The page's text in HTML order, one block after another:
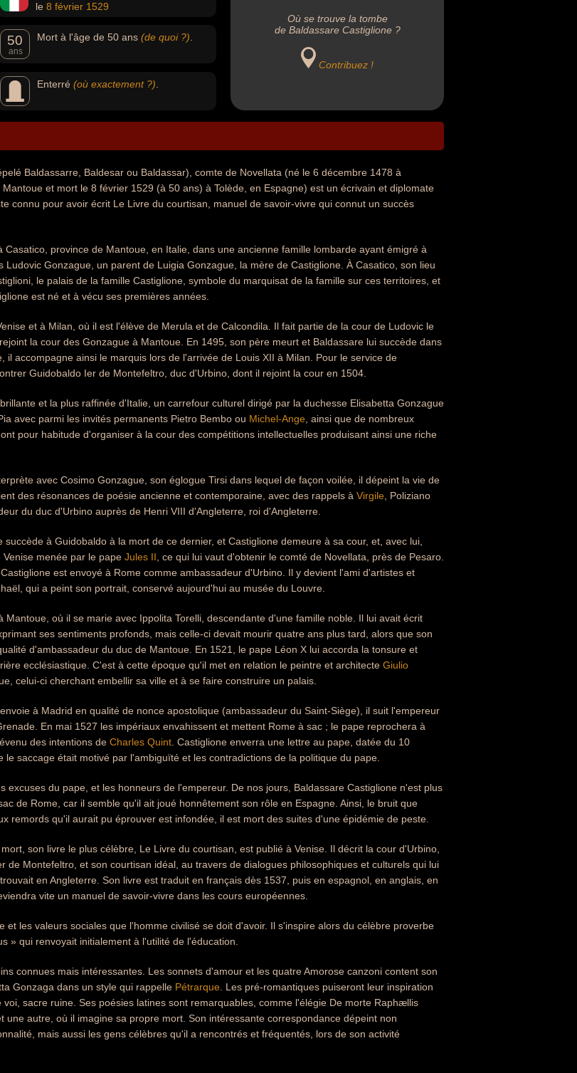
le 8 février 1529
50
ans
Mort à l'âge de 50 ans (de quoi ?)
Enterré (où exactement ?)
Où se trouve la tombe
de Baldassare Castiglione ?
Contribuez !
Baldassarre, Baldesar ou Baldassar), comte de Novellata (né le 6 décembre 1478 à
et mort le 8 février 1529 (à 50 ans) à Tolède, en Espagne) est un écrivain et diplomate
connu pour avoir écrit Le Livre du courtisan, manuel de savoir-vivre qui connut un succès
Casatico, province de Mantoue, en Italie, dans une ancienne famille lombarde ayant émigré à
Ludovic Gonzague, un parent de Luigia Gonzague, la mère de Castiglione. À Casatico, son lieu
le palais de la famille Castiglione, symbole du marquisat de la famille sur ces territoires, et
est né et à vécu ses premières années.
et à Milan, où il est l'élève de Merula et de Calcondila. Il fait partie de la cour de Ludovic le
la cour des Gonzague à Mantoue. En 1495, son père meurt et Baldassare lui succède dans
il accompagne ainsi le marquis lors de l'arrivée de Louis XII à Milan. Pour le service de
Guidobaldo Ier de Montefeltro, duc d'Urbino, dont il rejoint la cour en 1504.
et la plus raffinée d'Italie, un carrefour culturel dirigé par la duchesse Elisabetta Gonzague
avec parmi les invités permanents Pietro Bembo ou Michel-Ange , ainsi que de nombreux
pour habitude d'organiser à la cour des compétitions intellectuelles produisant ainsi une riche
avec Cosimo Gonzague, son églogue Tirsi dans lequel de façon voilée, il dépeint la vie de
des résonances de poésie ancienne et contemporaine, avec des rappels à Virgile , Poliziano
du duc d'Urbino auprès de Henri VIII d'Angleterre, roi d'Angleterre.
à Guidobaldo à la mort de ce dernier, et Castiglione demeure à sa cour, et, avec lui,
menée par le pape Jules II , ce qui lui vaut d'obtenir le comté de Novellata, près de Pesaro.
est envoyé à Rome comme ambassadeur d'Urbino. Il y devient l'ami d'artistes et
qui a peint son portrait, conservé aujourd'hui au musée du Louvre.
Mantoue, où il se marie avec Ippolita Torelli, descendante d'une famille noble. Il lui avait écrit
ses sentiments profonds, mais celle-ci devait mourir quatre ans plus tard, alors que son
d'ambassadeur du duc de Mantoue. En 1521, le pape Léon X lui accorda la tonsure et
ecclésiastique. C'est à cette époque qu'il met en relation le peintre et architecte Giulio
celui-ci cherchant embellir sa ville et à se faire construire un palais.
à Madrid en qualité de nonce apostolique (ambassadeur du Saint-Siège), il suit l'empereur
En mai 1527 les impériaux envahissent et mettent Rome à sac ; le pape reprochera à
des intentions de Charles Quint . Castiglione enverra une lettre au pape, datée du 10
le saccage était motivé par l'ambiguïté et les contradictions de la politique du pape.
excuses du pape, et les honneurs de l'empereur. De nos jours, Baldassare Castiglione n'est plus
de Rome, car il semble qu'il ait joué honnêtement son rôle en Espagne. Ainsi, le bruit que
remords qu'il aurait pu éprouver est infondée, il est mort des suites d'une épidémie de peste.
son livre le plus célèbre, Le Livre du courtisan, est publié à Venise. Il décrit la cour d'Urbino,
de Montefeltro, et son courtisan idéal, au travers de dialogues philosophiques et culturels qui lui
en Angleterre. Son livre est traduit en français dès 1537, puis en espagnol, en anglais, en
vite un manuel de savoir-vivre dans les cours européennes.
et les valeurs sociales que l'homme civilisé se doit d'avoir. Il s'inspire alors du célèbre proverbe
» qui renvoyait initialement à l'utilité de l'éducation.
connues mais intéressantes. Les sonnets d'amour et les quatre Amorose canzoni content son
Gonzaga dans un style qui rappelle Pétrarque . Les pré-romantiques puiseront leur inspiration
voi, sacre ruine. Ses poésies latines sont remarquables, comme l'élégie De morte Raphællis
une autre, où il imagine sa propre mort. Son intéressante correspondance dépeint non
mais aussi les gens célèbres qu'il a rencontrés et fréquentés, lors de son activité